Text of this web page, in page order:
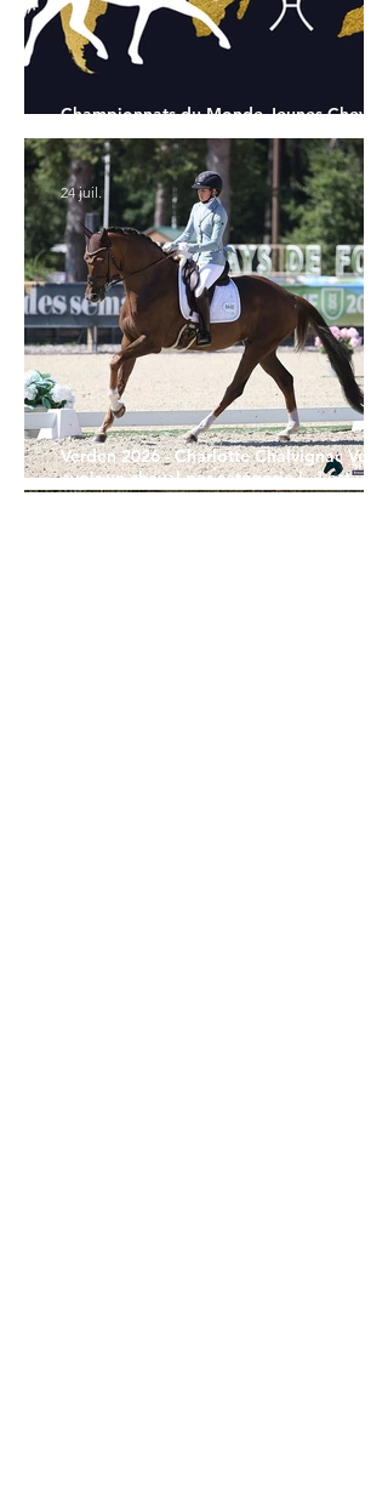
Championnats du Monde Jeunes Chevaux
: tous les partants
Verden 2026 - Charlotte Chalvignac Vesin :
avoir un cheval par catégorie [...] est une
belle fierté
24 juil.